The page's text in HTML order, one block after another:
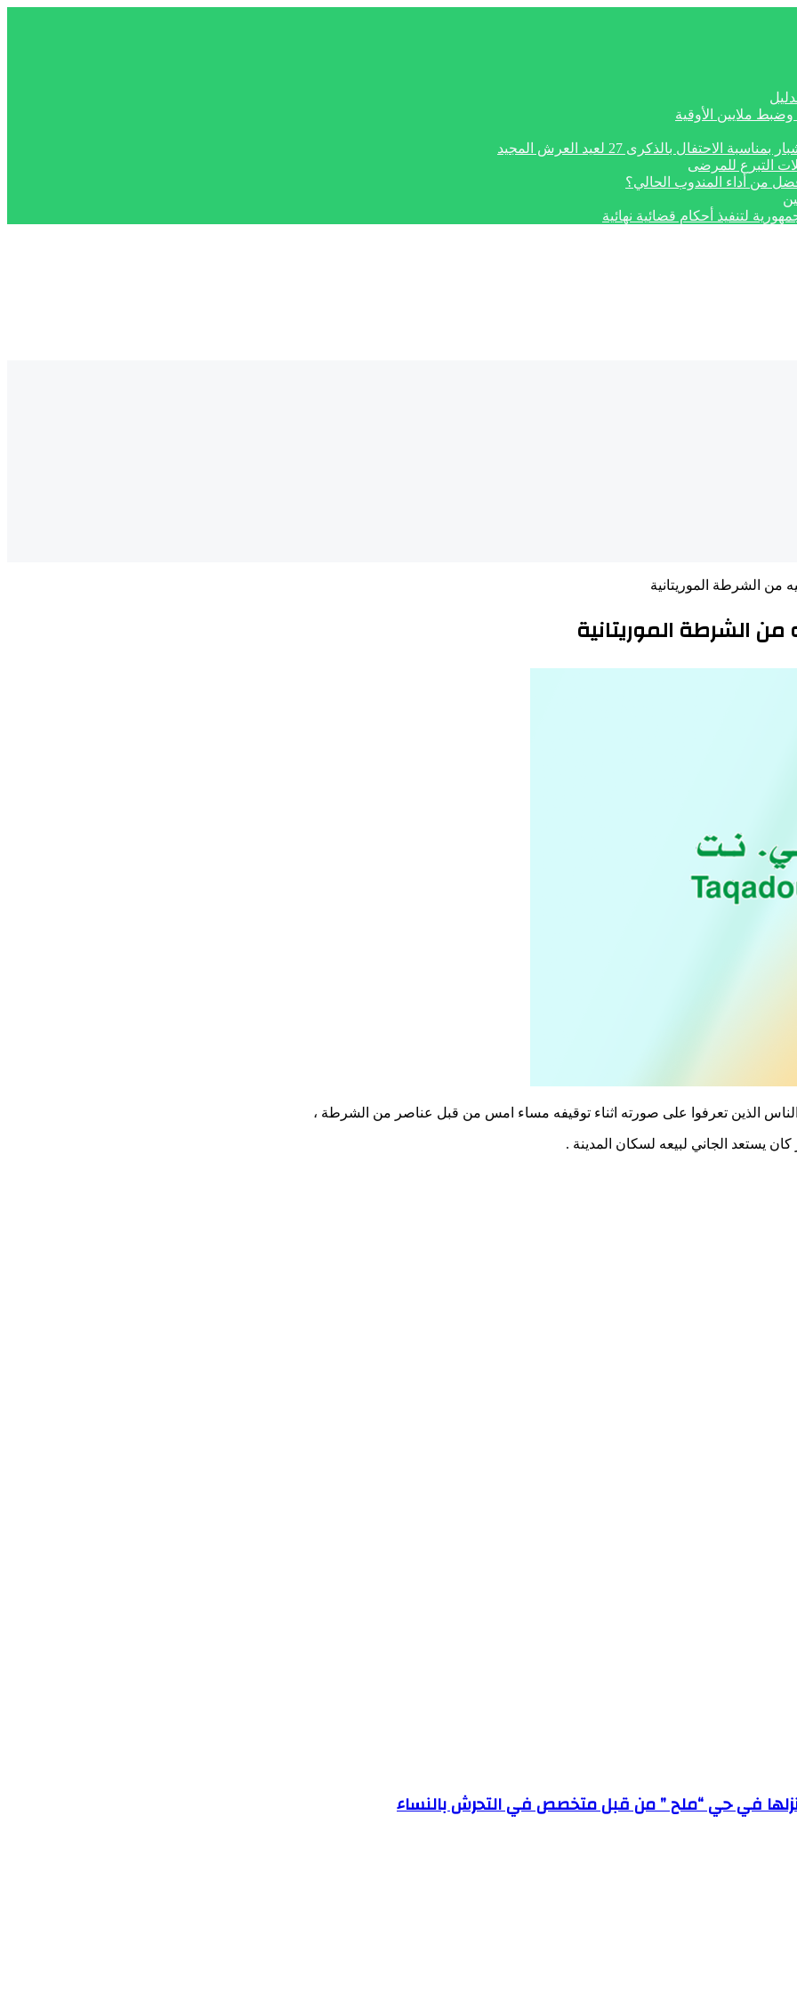
ملايين الأوقية
بالذكرى 27 لعيد العرش المجيد
التبرع للمرضى
من أداء المندوب الحالي؟
من الشرطة الموريتانية
الشرطة الموريتانية
الذين تعرفوا على صورته اثناء توقيفه مساء امس من قبل عناصر من الشرطة ،
يستعد الجاني لبيعه لسكان المدينة .
في حي “ملح ” من قبل متخصص في التحرش بالنساء